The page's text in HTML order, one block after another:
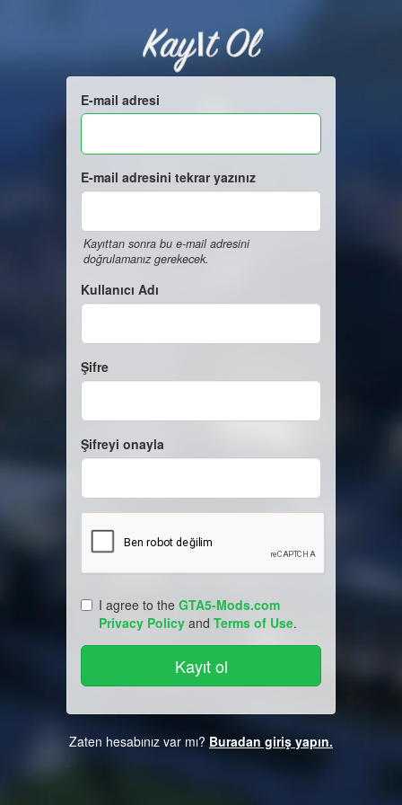
Kayıt Ol
E-mail adresi
E-mail adresini tekrar yazınız
Kayıttan sonra bu e-mail adresini
doğrulamanız gerekecek.
Kullanıcı Adı
Şifre
Şifreyi onayla
I agree to the GTA5-Mods.com
Privacy Policy and Terms of Use.
Zaten hesabınız var mı? Buradan giriş yapın.